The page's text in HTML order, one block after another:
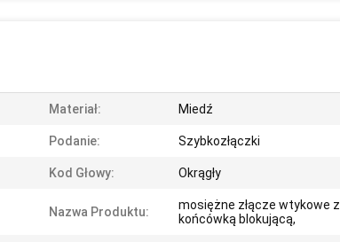
Materiał: Miedź
Podanie: Szybkozłączki
Kod Głowy: Okrągły
Nazwa Produktu:
mosiężne złącze wtykowe z
końcówką blokującą,